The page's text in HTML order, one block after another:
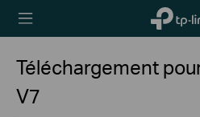
TP-Link,
Reliably
Téléchargement
V7